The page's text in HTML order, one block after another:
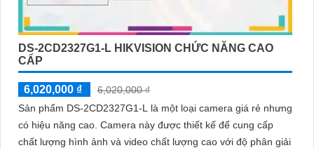
DS-2CD2327G1-L HIKVISION CHỨC NĂNG CAO
CẤP
6,020,000 ₫
6,020,000 ₫
Sản phẩm DS-2CD2327G1-L là một loại camera giá rẻ nhưng
có hiệu năng cao. Camera này được thiết kế để cung cấp
chất lượng hình ảnh và video chất lượng cao với độ phân giải